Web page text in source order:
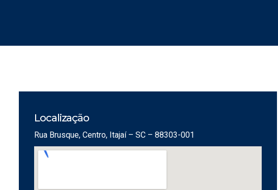
Localização
Rua Brusque, Centro, Itajaí – SC – 88303-001